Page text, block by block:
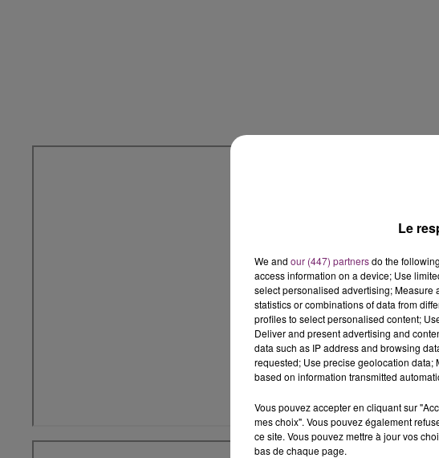
Le
We and our (447) partnersdo the
access information on a device; Use
select personalised advertising; Measure
statistics or combinations of data from
profiles to select personalised content;
Deliver and present advertising and
data such as IP address and browsing
requested; Use precise geolocation data;
based on information transmitted
Vous pouvez accepter en cliquant sur
mes choix". Vous pouvez également
ce site. Vous pouvez mettre à jour vos
bas de chaque page.